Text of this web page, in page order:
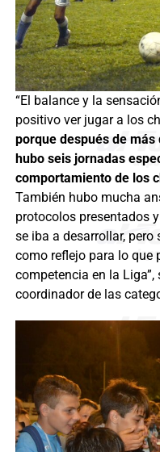
“El balance y la
positivo ver jugar a los
porque después de
hubo seis jornadas
comportamiento de los
También hubo mucha
protocolos presentados
se iba a desarrollar,
como reflejo para lo que
competencia en la
coordinador de las